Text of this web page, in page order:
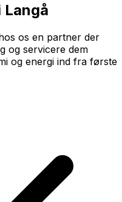
os en partner der
og servicere dem
og energi ind fra første